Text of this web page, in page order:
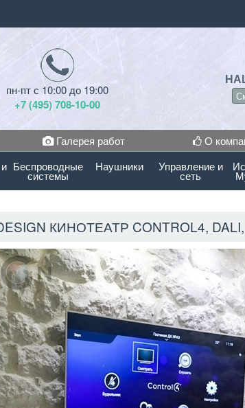
пн-пт с 10:00 до 19:00
+7 (495) 708-10-00
Галерея работ О
Беспроводные
системы
Наушники Управление и
сеть
КИНОТЕАТР CONTROL4,